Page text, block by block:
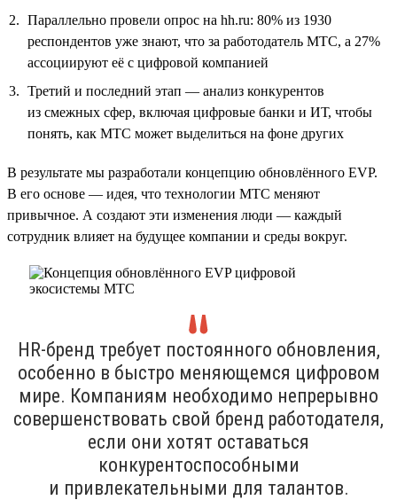
Параллельно провели опрос на hh.ru: 80% из 1930
респондентов уже знают, что за работодатель МТС, а 27%
ассоциируют её с цифровой компанией
Третий и последний этап — анализ конкурентов
из смежных сфер, включая цифровые банки и ИТ, чтобы
понять, как МТС может выделиться на фоне других
В результате мы разработали концепцию обновлённого EVP.
В его основе — идея, что технологии МТС меняют
привычное. А создают эти изменения люди — каждый
сотрудник влияет на будущее компании и среды вокруг.
HR-бренд требует постоянного обновления,
особенно в быстро меняющемся цифровом
мире. Компаниям необходимо непрерывно
совершенствовать свой бренд работодателя,
если они хотят оставаться
конкурентоспособными
и привлекательными для талантов.